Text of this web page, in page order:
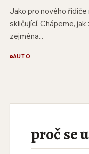
Jako pro nového
skličující. Chápeme,
zejména...
AUTO
proč se